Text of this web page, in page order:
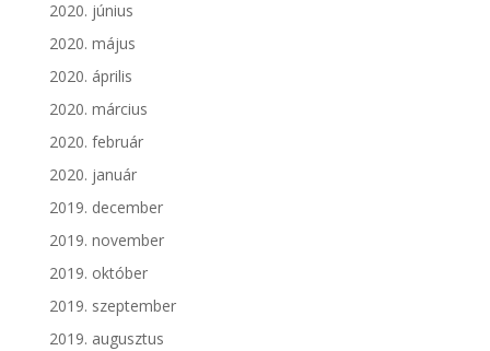
2020. június
2020. május
2020. április
2020. március
2020. február
2020. január
2019. december
2019. november
2019. október
2019. szeptember
2019. augusztus